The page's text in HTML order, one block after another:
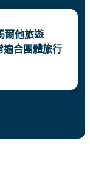
爾他旅遊
合團體旅行